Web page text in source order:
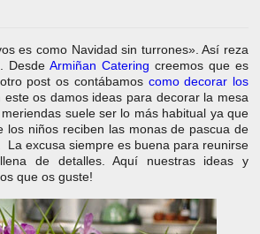
es como Navidad sin turrones». Así reza
DesdeArmiñan Catering creemos que es
post os contábamos como decorar los
este os damos ideas para decorar la mesa
suele ser lo más habitual ya que
los niños reciben las monas de pascua de
La excusa siempre es buena para reunirse
de detalles. Aquí nuestras ideas y
que os guste!